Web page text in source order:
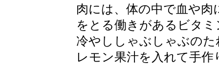
肉には、体の中で血や
をとる働きがあるビタ
冷やししゃぶしゃぶの
レモン果汁を入れて手